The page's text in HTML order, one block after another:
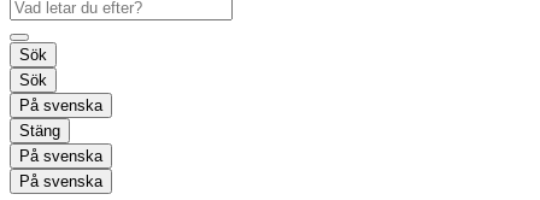
Sök
Sök
På svenska
Stäng
På svenska
På svenska